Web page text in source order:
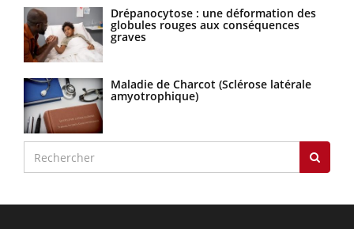
Drépanocytose : une déformation des
globules rouges aux conséquences
graves
Maladie de Charcot (Sclérose latérale
amyotrophique)